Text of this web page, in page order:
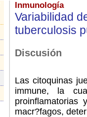
Inmunología
Variabilidad
tuberculosis
Discusión
Las citoquinas
immune, la
proinflamatorias
macr?fagos,